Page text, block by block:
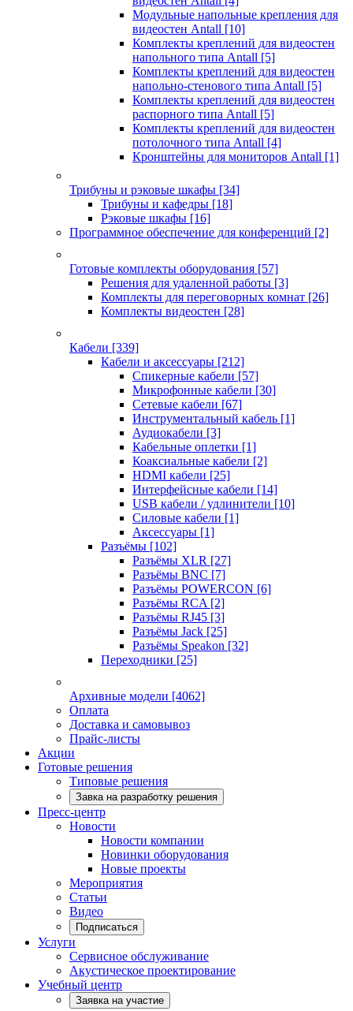
Модульные напольные крепления для
видеостен Antall [10]
Комплекты креплений для видеостен
напольного типа Antall [5]
Комплекты креплений для видеостен
напольно-стенового типа Antall [5]
Комплекты креплений для видеостен
распорного типа Antall [5]
Комплекты креплений для видеостен
потолочного типа Antall [4]
Кронштейны для мониторов Antall [1]
Трибуны и рэковые шкафы [34]
Трибуны и кафедры [18]
Рэковые шкафы [16]
Программное обеспечение для конференций [2]
Готовые комплекты оборудования [57]
Решения для удаленной работы [3]
Комплекты для переговорных комнат [26]
Комплекты видеостен [28]
Кабели [339]
Кабели и аксессуары [212]
Спикерные кабели [57]
Микрофонные кабели [30]
Сетевые кабели [67]
Инструментальный кабель [1]
Аудиокабели [3]
Кабельные оплетки [1]
Коаксиальные кабели [2]
HDMI кабели [25]
Интерфейсные кабели [14]
USB кабели / удлинители [10]
Силовые кабели [1]
Аксессуары [1]
Разъёмы [102]
Разъёмы XLR [27]
Разъёмы BNC [7]
Разъёмы POWERCON [6]
Разъёмы RCA [2]
Разъёмы RJ45 [3]
Разъёмы Jack [25]
Разъёмы Speakon [32]
Переходники [25]
Архивные модели [4062]
Оплата
Доставка и самовывоз
Прайс-листы
Акции
Готовые решения
Типовые решения
Завка на разработку решения
Пресс-центр
Новости
Новости компании
Новинки оборудования
Новые проекты
Мероприятия
Статьи
Видео
Подписаться
Услуги
Сервисное обслуживание
Акустическое проектирование
Учебный центр
Заявка на участие